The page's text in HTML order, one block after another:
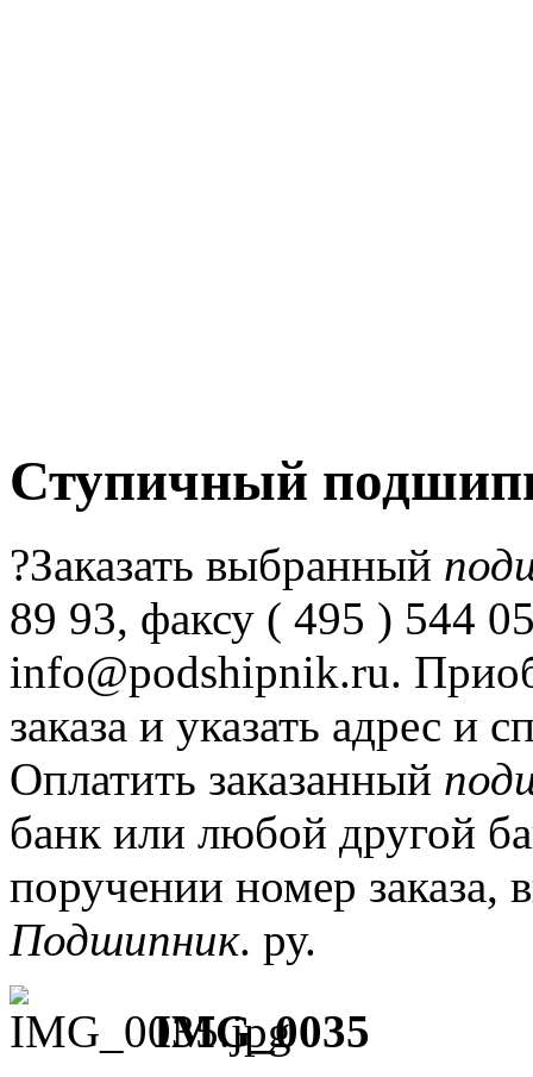
Ступичный
?Заказать выбранный
89 93, факсу ( 495 ) 544
info@podshipnik.ru.
заказа и указать адрес и
Оплатить заказанный
банк или любой другой
поручении номер
Подшипник. ру.
IMG_0035